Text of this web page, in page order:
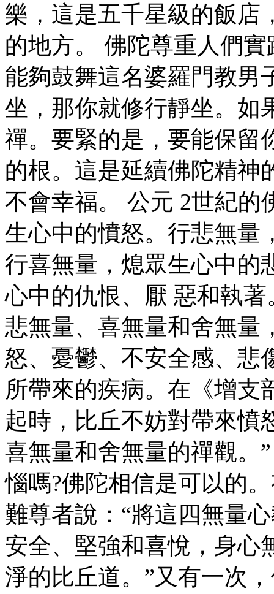
樂，這是五千星級的飯店
的地方。 佛陀尊重人們
能夠鼓舞這名婆羅門教男
坐，那你就修行靜坐。如
禪。要緊的是，要能保留
的根。這是延續佛陀精神
不會幸福。 公元 2世紀的
生心中的憤怒。行悲無量
行喜無量，熄眾生心中的
心中的仇恨、厭 惡和執
悲無量、喜無量和舍無量
怒、憂鬱、不安全感、悲
所帶來的疾病。在《增支
起時，比丘不妨對帶來憤
喜無量和舍無量的禪觀。
惱嗎?佛陀相信是可以的
難尊者說：“將這四無量
安全、堅強和喜悅，身心
淨的比丘道。”又有一次